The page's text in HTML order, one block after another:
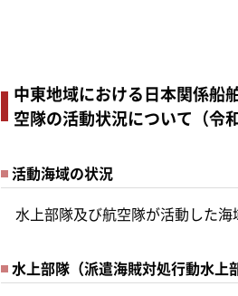
中東地域における日本関係船
空隊の活動状況について（令
活動海域の状況
水上部隊及び航空隊が活動した海
水上部隊（派遣海賊対処行動水上